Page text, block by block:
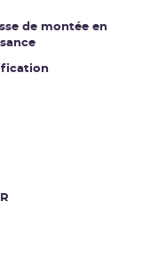
de montée en